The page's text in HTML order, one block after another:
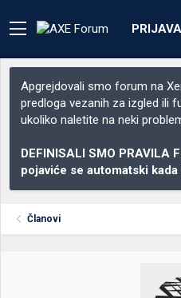
PRIJAVA
Apgrejdovali smo forum na
predloga vezanih za izgled ili
ukoliko naletite na neki
DEFINISALI SMO PRAVILA
pojaviće se automatski
Članovi